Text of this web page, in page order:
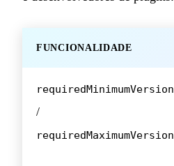
FUNCIONALIDADE
requiredMinimumVersion
/
requiredMaximumVersion